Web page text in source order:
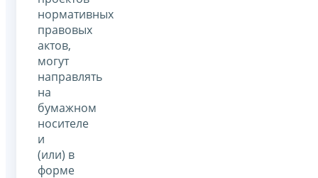
нормативных
правовых
актов,
могут
направлять
на
бумажном
носителе
и
(или) в
форме